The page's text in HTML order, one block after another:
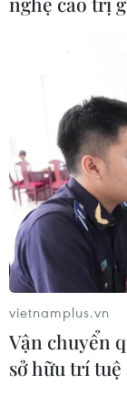
TIN CÙNG
Bất chấp
châu Á vẫn đổ
05/08/2026 23:27
Đâm dao ở
nữ nghi phạm
vietnamplus.vn
Vận chuyển
sở hữu trí